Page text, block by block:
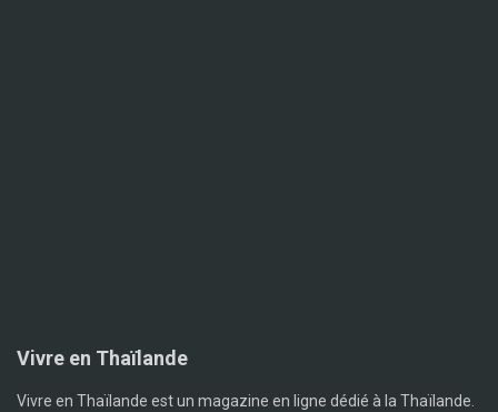
Vivre en Thaïlande
Vivre en Thaïlande est un magazine en ligne dédié à la Thaïlande.